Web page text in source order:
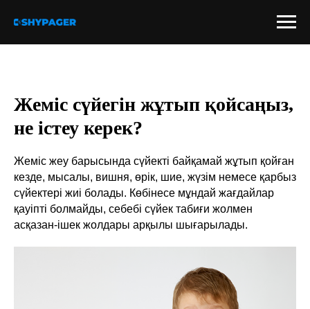
Жеміс сүйегін жұтып қойсаңыз,
не істеу керек?
Жеміс жеу барысында сүйекті байқамай жұтып қойған
кезде, мысалы, вишня, өрік, шие, жүзім немесе қарбыз
сүйектері жиі болады. Көбінесе мұндай жағдайлар
қауіпті болмайды, себебі сүйек табиғи жолмен
асқазан-ішек жолдары арқылы шығарылады.